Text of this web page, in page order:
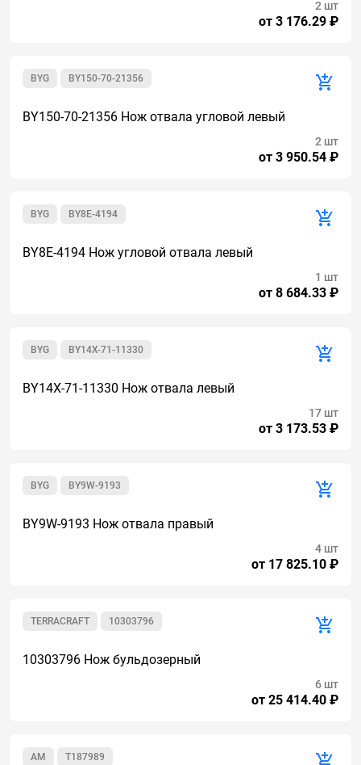
от 3 176.29 ₽
2 шт
BY150-70-21356
BYG
BY150-70-21356 Нож отвала угловой левый
от 3 950.54 ₽
2 шт
BY8E-4194
BYG
BY8E-4194 Нож угловой отвала левый
от 8 684.33 ₽
1 шт
BY14X-71-11330
BYG
BY14X-71-11330 Нож отвала левый
от 3 173.53 ₽
17 шт
BY9W-9193
BYG
BY9W-9193 Нож отвала правый
от 17 825.10 ₽
4 шт
10303796
TERRACRAFT
10303796 Нож бульдозерный
от 25 414.40 ₽
6 шт
T187989
AM